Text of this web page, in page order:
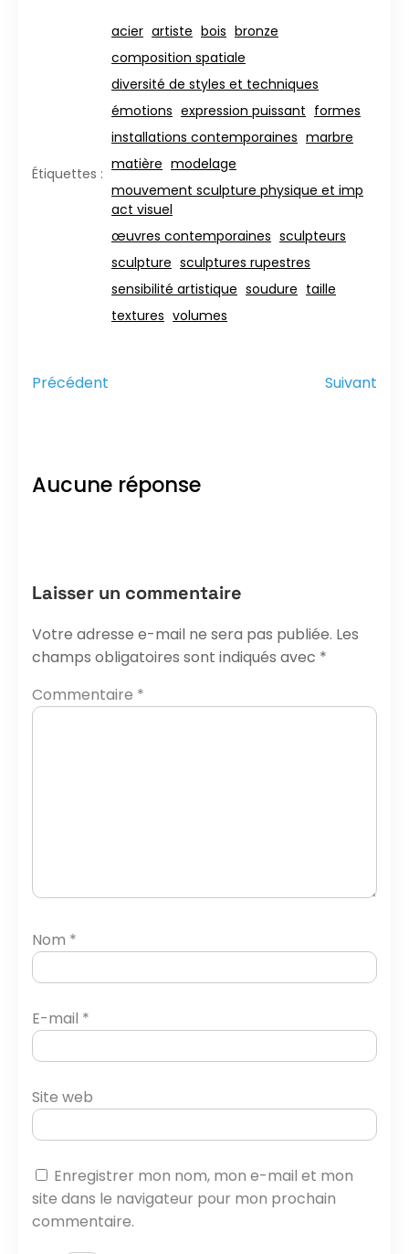
Étiquettes :
acier artiste bois bronze
composition spatiale
diversité de styles et techniques
émotions expression puissant formes
installations contemporaines marbre
matière modelage
mouvement sculpture physique et imp
act visuel
œuvres contemporaines sculpteurs
sculpture sculptures rupestres
sensibilité artistique soudure taille
textures volumes
Précédent Suivant
Aucune réponse
Laisser un commentaire
Votre adresse e-mail ne sera pas publiée. Les
champs obligatoires sont indiqués avec *
Commentaire *
Nom *
E-mail *
Site web
Enregistrer mon nom, mon e-mail et mon
site dans le navigateur pour mon prochain
commentaire.